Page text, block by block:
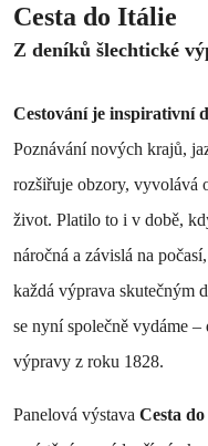
Cesta do Itálie
Z deníků šlechtické
Cestování je inspirativní
Poznávání nových krajů,
rozšiřuje obzory, vyvolává
život. Platilo to i v době,
náročná a závislá na
každá výprava skutečným
se nyní společně vydáme
výpravy z roku 1828.
Panelová výstava Cesta